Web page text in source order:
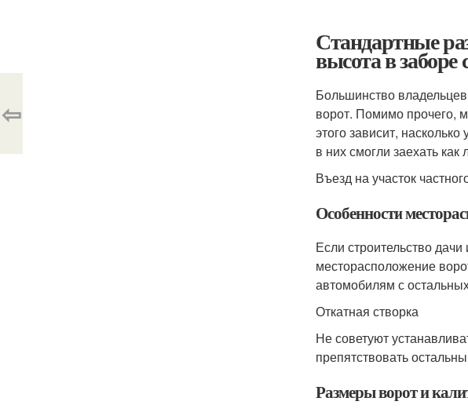
Стандартные
высота в заборе
Большинство
ворот. Помимо прочего,
этого зависит,
в них смогли заехать как
Въезд на участок
Особенности
Если строительство
месторасположение
автомобилям с
Откатная створка
Не советуют
препятствовать
Размеры ворот и
⇦